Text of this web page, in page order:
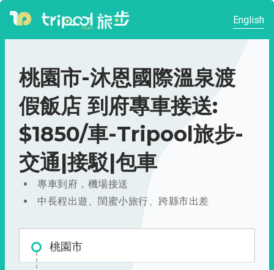
English
桃園市-沐恩國際溫泉渡
假飯店 到府專車接送:
$1850/車-Tripool旅步-
交通|接駁|包車
專車到府，機場接送
中長程出遊、閨蜜小旅行、跨縣市出差
桃園市